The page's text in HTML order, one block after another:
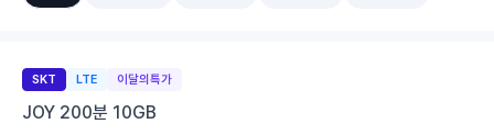
SKT LTE 이달의특가
JOY 200분 10GB